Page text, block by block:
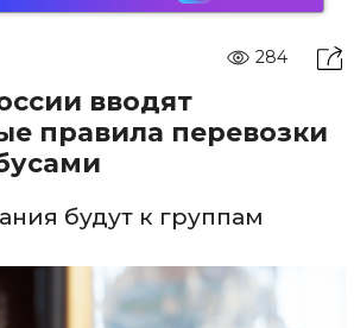
284
вводят
правила перевозки
будут к группам